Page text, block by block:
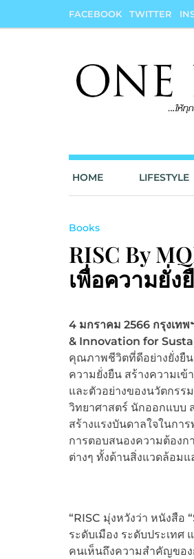
FACEBOOK TWITTER
HOME LIFESTYLE
Books
RISC By
เพื่อความยั่ง
4 มกราคม 2566 กรุงเทพ
& Innovation for
คุณภาพชีวิตที่ดีอย่างยั่งยื
ความยั่งยืน สร้างความเ
และตัวอย่างของนวัตกรร
วิทยาศาสตร์ นักออกแบบ
สร้างแรงบันดาลใจในก
การตอบสนองความต้อง
ต่างๆ ทั้งด้านสิ่งแวดล้อม
“RISC มุ่งหวังว่า หนังสื
ระดับเมือง ระดับประเท
คนเห็นถึงความสำคัญขอ